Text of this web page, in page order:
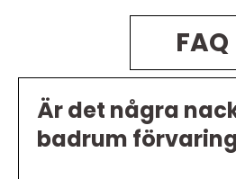
FAQ
Är det några
badrum